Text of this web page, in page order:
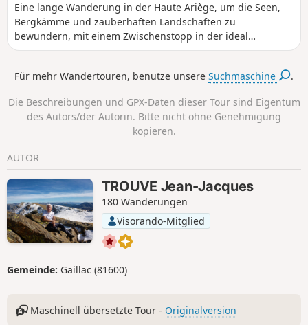
Eine lange Wanderung in der Haute Ariège, um die Seen,
Bergkämme und zauberhaften Landschaften zu
bewundern, mit einem Zwischenstopp in der ideal
gelegenen Berghütte Refuge de Rulhe, wo Sie die
zweiten Tag können Sie das gesamte Gebiet von den
Für mehr Wandertouren, benutze unsereSuchmaschine .
Die Beschreibungen und GPX-Daten dieser Tour sind Eigentum
des Autors/der Autorin. Bitte nicht ohne Genehmigung
kopieren.
AUTOR
TROUVE Jean-Jacques
180 Wanderungen
Visorando-Mitglied
Gemeinde: Gaillac (81600)
Maschinell übersetzte Tour - Originalversion